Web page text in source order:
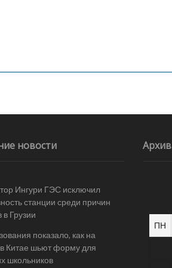
новости
Ингури ГЭС исключил
станции среди причин
в Грузии
показало, как на
Китае шьют форму для
школьников
Архив
ПН